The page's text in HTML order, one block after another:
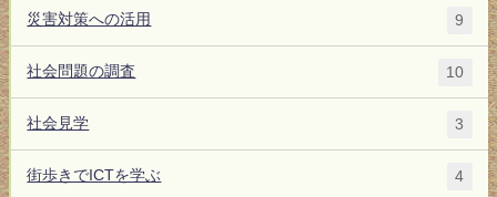
災害対策への活用 9
社会問題の調査 10
社会見学 3
街歩きでICTを学ぶ 4